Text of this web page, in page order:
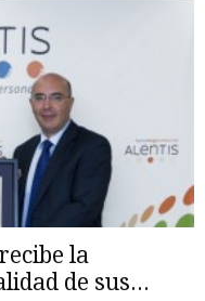
la
de sus...